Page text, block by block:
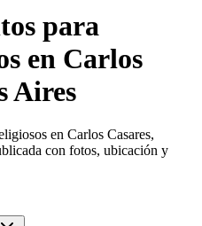
para
en Carlos
Aires
en Carlos Casares,
con fotos, ubicación y